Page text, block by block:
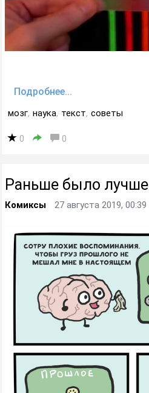
Подробнее...
мозг, наука, текст, советы
0 0
Раньше было лучше
Комиксы 27 августа 2019, 00:39